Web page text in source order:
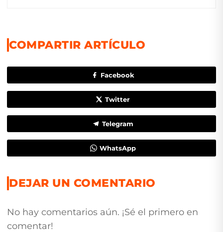
COMPARTIR ARTÍCULO
Facebook
Twitter
Telegram
WhatsApp
DEJAR UN COMENTARIO
No hay comentarios aún. ¡Sé el primero en
comentar!